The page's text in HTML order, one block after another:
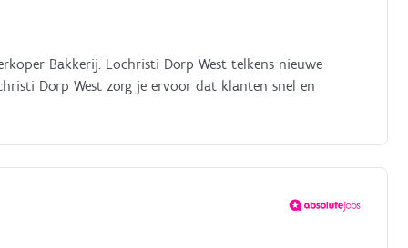
Bakkerij. Lochristi Dorp West telkens nieuwe
Dorp West zorg je ervoor dat klanten snel en